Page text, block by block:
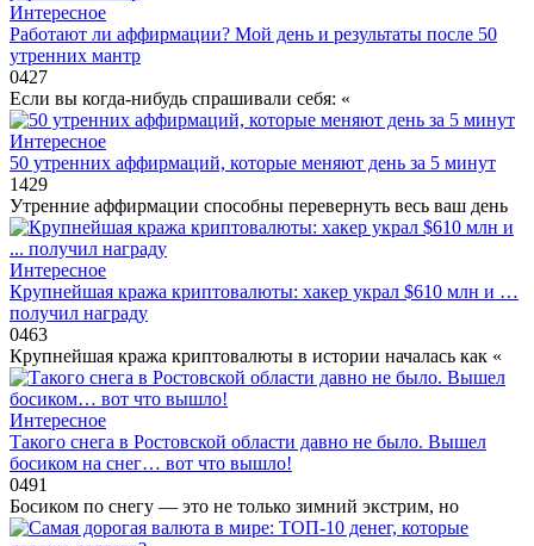
Интересное
Работают ли аффирмации? Мой день и результаты после 50
утренних мантр
0427
Если вы когда‑нибудь спрашивали себя: «
Интересное
50 утренних аффирмаций, которые меняют день за 5 минут
1429
Утренние аффирмации способны перевернуть весь ваш день
Интересное
Крупнейшая кража криптовалюты: хакер украл $610 млн и …
получил награду
0463
Крупнейшая кража криптовалюты в истории началась как «
Интересное
Такого снега в Ростовской области давно не было. Вышел
босиком на снег… вот что вышло!
0491
Босиком по снегу — это не только зимний экстрим, но